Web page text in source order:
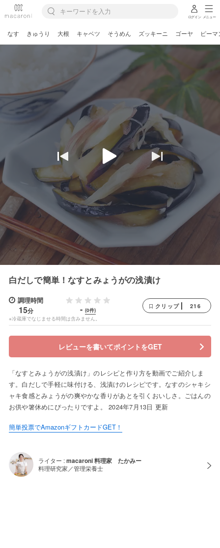
ログイン メニュー
なす きゅうり 大根 キャベツ そうめん ズッキーニ ゴーヤ ピーマ
白だしで簡単！なすとみょうがの浅漬け
調理時間
15分
※冷蔵庫でなじませる時間は含みません。
- (0件)
クリップ 216
レビューを書いてポイントをGET
「なすとみょうがの浅漬け」のレシピと作り方を動画でご紹介しま
す。白だしで手軽に味付ける、浅漬けのレシピです。なすのシャキシ
ャキ食感とみょうがの爽やかな香りがあとを引くおいしさ。ごはんの
お供や箸休めにぴったりですよ。 2024年7月13日 更新
簡単投票でAmazonギフトカードGET！
ライター :macaroni 料理家 たかみー
料理研究家／管理栄養士